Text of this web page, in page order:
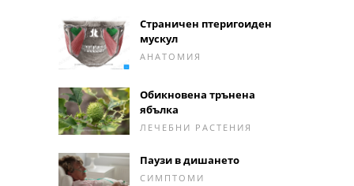
Страничен птеригоиден
мускул
АНАТОМИЯ
Обикновена трънена
ябълка
ЛЕЧЕБНИ РАСТЕНИЯ
Паузи в дишането
СИМПТОМИ